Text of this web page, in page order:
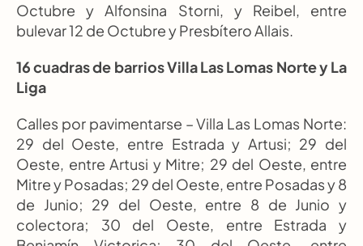
Octubre y Alfonsina Storni, y Reibel, entre
bulevar 12 de Octubre y Presbítero Allais.
16 cuadras de barrios Villa Las Lomas Norte y La
Liga
Calles por pavimentarse – Villa Las Lomas Norte:
29 del Oeste, entre Estrada y Artusi; 29 del
Oeste, entre Artusi y Mitre; 29 del Oeste, entre
Mitre y Posadas; 29 del Oeste, entre Posadas y 8
de Junio; 29 del Oeste, entre 8 de Junio y
colectora; 30 del Oeste, entre Estrada y